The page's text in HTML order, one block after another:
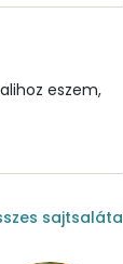
1 mg
150 mg
573 mg
eszem,
sajtsaláta